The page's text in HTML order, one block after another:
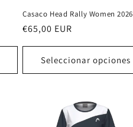
Casaco Head Rally Women 2026
Precio
€65,00 EUR
Seleccionar opciones